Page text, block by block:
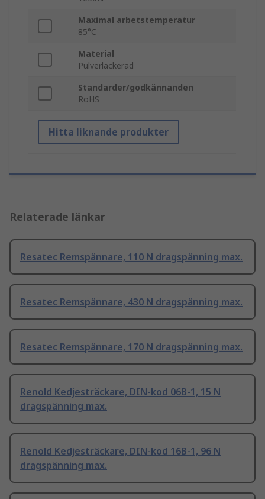
Maximal arbetstemperatur
85°C
Material
Pulverlackerad
Standarder/godkännanden
RoHS
Hitta liknande produkter
Relaterade länkar
Resatec Remspännare, 110 N dragspänning max.
Resatec Remspännare, 430 N dragspänning max.
Resatec Remspännare, 170 N dragspänning max.
Renold Kedjesträckare, DIN-kod 06B-1, 15 N
dragspänning max.
Renold Kedjesträckare, DIN-kod 16B-1, 96 N
dragspänning max.